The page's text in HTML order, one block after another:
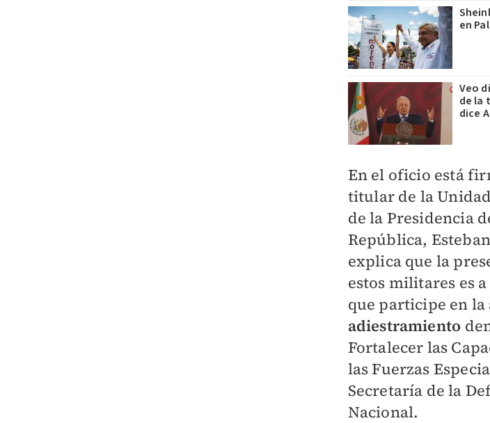
en
Veo
de la
dice
En el oficio está
titular de la
de la Presidencia
República,
explica que la
estos militares es
que participe en
adiestramiento
Fortalecer las
las Fuerzas
Secretaría de la
Nacional.